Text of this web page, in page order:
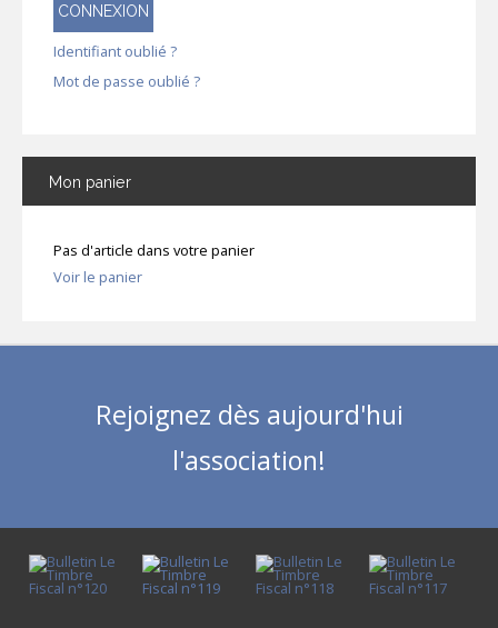
CONNEXION
Identifiant oublié ?
Mot de passe oublié ?
Mon panier
Pas d'article dans votre panier
Voir le panier
Rejoignez dès aujourd'hui
l'association!